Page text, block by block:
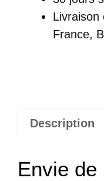
Livraison
France,
Description
Envie de